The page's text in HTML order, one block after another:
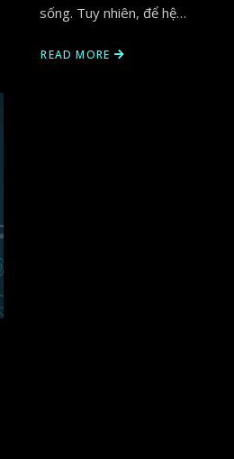
sống. Tuy nhiên, để hệ…
READ MORE